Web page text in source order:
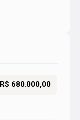
R$ 680.000,00